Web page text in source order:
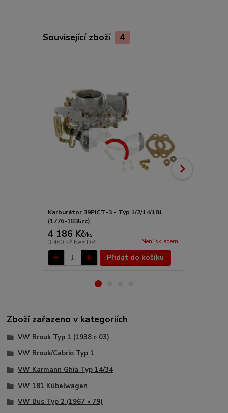
Související zboží 4
Karburátor 39PICT-3 - Typ 1/2/14/181
(1776-1835cc)
4 186 Kč/ks
3 460 Kč bez DPH Není skladem
Přidat do košíku
Zboží zařazeno v kategoriích
VW Brouk Typ 1 (1938 » 03)
VW Brouk/Cabrio Typ 1
VW Karmann Ghia Typ 14/34
VW 181 Kübelwagen
VW Bus Typ 2 (1967 » 79)